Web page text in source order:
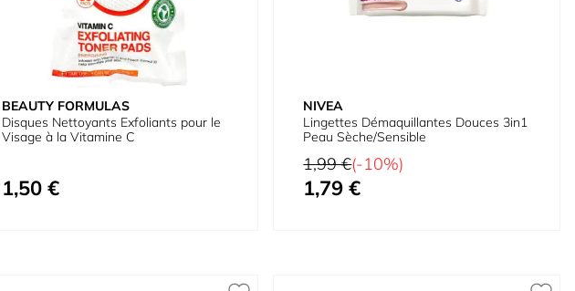
BEAUTY FORMULAS
Disques Nettoyants Exfoliants pour le
Visage à la Vitamine C
1,50 €
NIVEA
Lingettes Démaquillantes Douces 3in1
Peau Sèche/Sensible
Prix normal
1,99 €(-10%)
Prix spécial
1,79 €